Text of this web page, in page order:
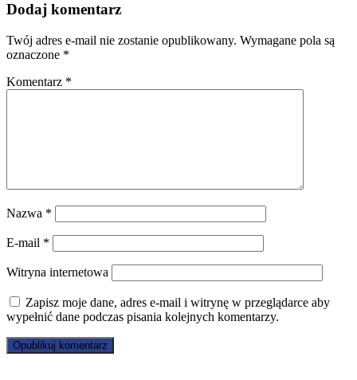
Dodaj komentarz
Twój adres e-mail nie zostanie opublikowany. Wymagane pola są
oznaczone *
Komentarz *
Nazwa *
E-mail *
Witryna internetowa
Zapisz moje dane, adres e-mail i witrynę w przeglądarce aby
wypełnić dane podczas pisania kolejnych komentarzy.